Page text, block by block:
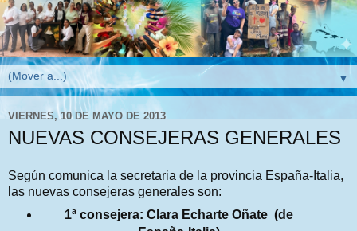
▼
VIERNES, 10 DE MAYO DE 2013
NUEVAS CONSEJERAS GENERALES
Según comunica la secretaria de la provincia España-Italia,
las nuevas consejeras generales son:
1ª consejera: Clara Echarte Oñate(de